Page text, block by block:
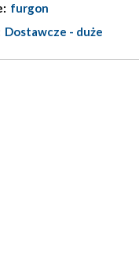
furgon
Dostawcze - duże